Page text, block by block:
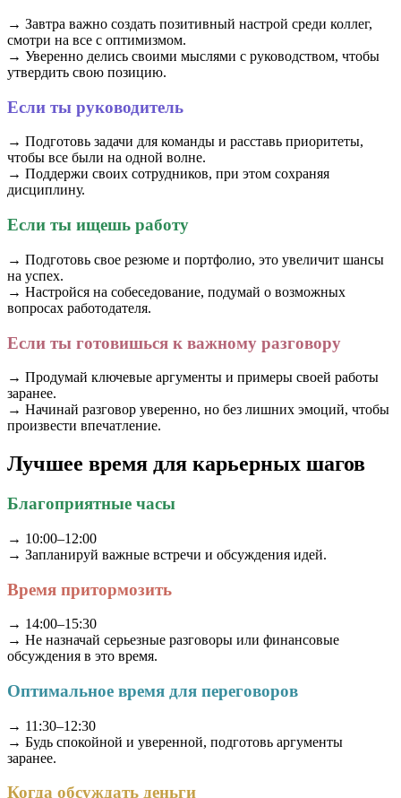
→ Завтра важно создать позитивный настрой среди коллег,
смотри на все с оптимизмом.
→ Уверенно делись своими мыслями с руководством, чтобы
утвердить свою позицию.
Если ты руководитель
→ Подготовь задачи для команды и расставь приоритеты,
чтобы все были на одной волне.
→ Поддержи своих сотрудников, при этом сохраняя
дисциплину.
Если ты ищешь работу
→ Подготовь свое резюме и портфолио, это увеличит шансы
на успех.
→ Настройся на собеседование, подумай о возможных
вопросах работодателя.
Если ты готовишься к важному разговору
→ Продумай ключевые аргументы и примеры своей работы
заранее.
→ Начинай разговор уверенно, но без лишних эмоций, чтобы
произвести впечатление.
Лучшее время для карьерных шагов
Благоприятные часы
→ 10:00–12:00
→ Запланируй важные встречи и обсуждения идей.
Время притормозить
→ 14:00–15:30
→ Не назначай серьезные разговоры или финансовые
обсуждения в это время.
Оптимальное время для переговоров
→ 11:30–12:30
→ Будь спокойной и уверенной, подготовь аргументы
заранее.
Когда обсуждать деньги